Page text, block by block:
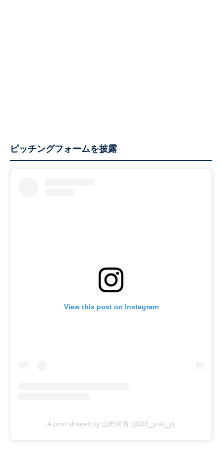
ピッチングフォームを披露
View this post on Instagram
A post shared by 山田裕貴 (@00_yuki_y)